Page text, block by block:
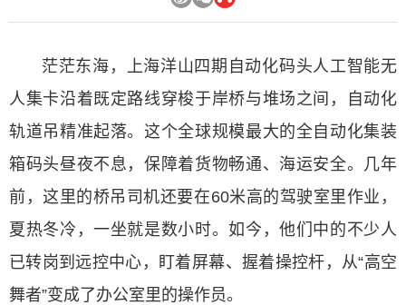
茫茫东海，上海洋山四期自动化码头人工智能无
人集卡沿着既定路线穿梭于岸桥与堆场之间，自动化
轨道吊精准起落。这个全球规模最大的全自动化集装
箱码头昼夜不息，保障着货物畅通、海运安全。几年
前，这里的桥吊司机还要在60米高的驾驶室里作业，
夏热冬冷，一坐就是数小时。如今，他们中的不少人
已转岗到远控中心，盯着屏幕、握着操控杆，从“高空
舞者”变成了办公室里的操作员。